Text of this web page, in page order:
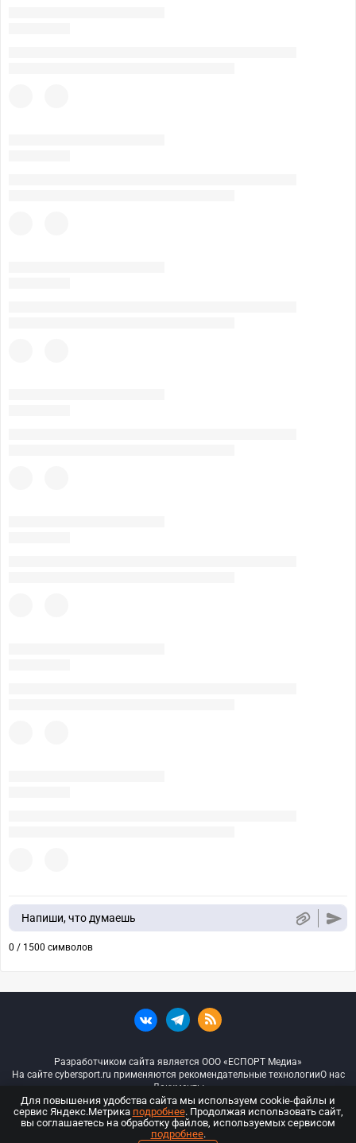
Напиши, что думаешь
0 / 1500 символов
Разработчиком сайта является ООО «ЕСПОРТ Медиа»
На сайте cybersport.ru применяются рекомендательные технологииО нас
Документы
© ООО «Киберспорт.ру» — Все права защищены
Для повышения удобства сайта мы используем cookie-файлы и
сервис Яндекс.Метрика подробнее. Продолжая использовать сайт,
вы соглашаетесь на обработку файлов, используемых сервисом
подробнее.